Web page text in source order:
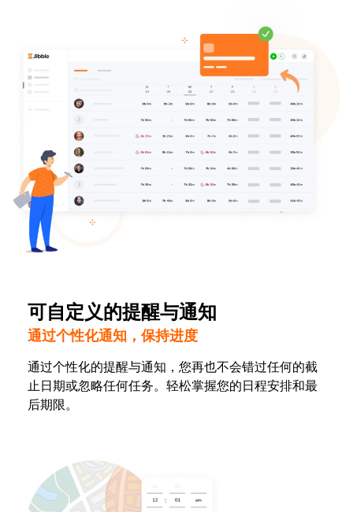
可自定义的提醒与通知
通过个性化通知，保持进度
通过个性化的提醒与通知，您再也不会错过任何的截
止日期或忽略任何任务。轻松掌握您的日程安排和最
后期限。